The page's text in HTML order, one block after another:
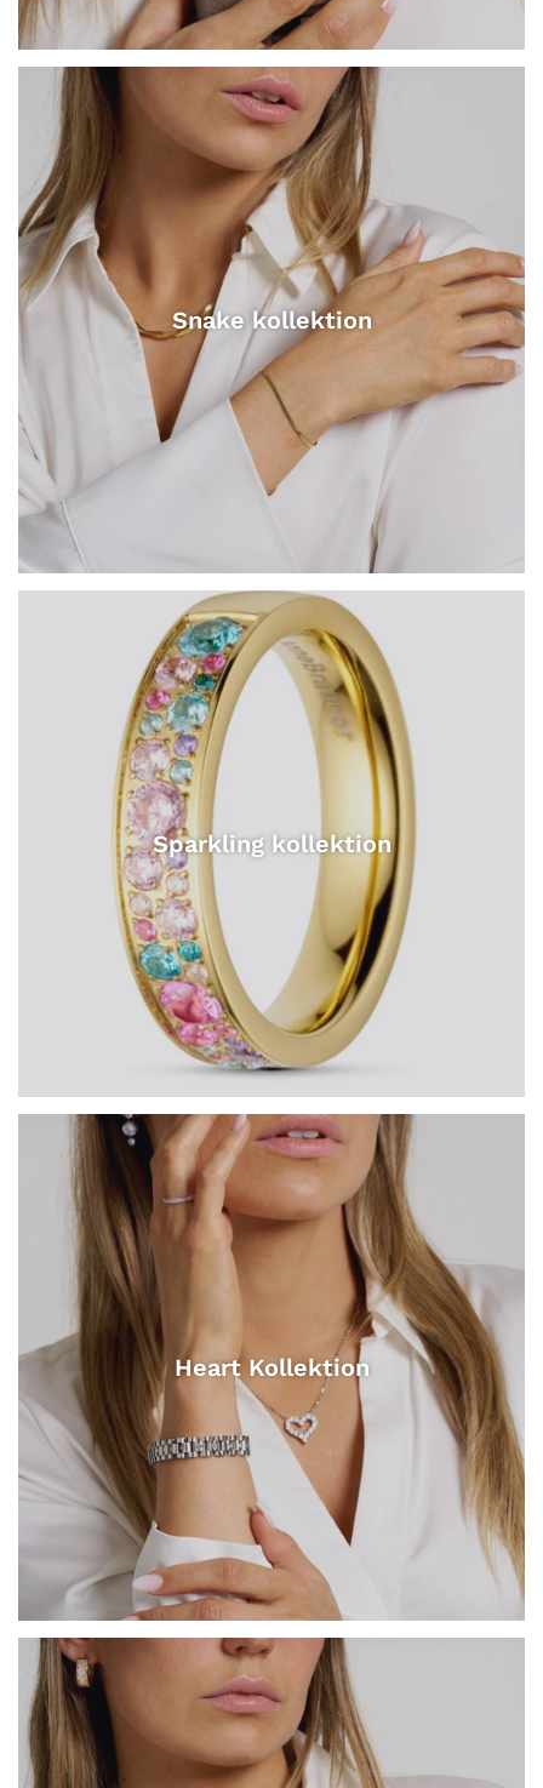
Snake kollektion
Sparkling kollektion
Heart Kollektion